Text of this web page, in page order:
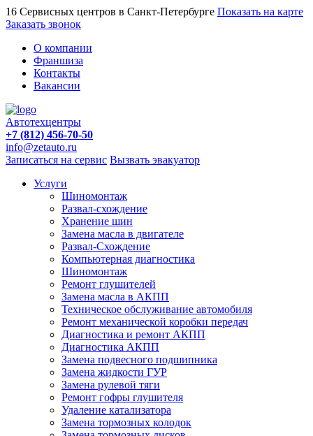
16 Сервисных центров в Санкт-Петербурге Показать на карте
Заказать звонок
О компании
Франшиза
Контакты
Вакансии
Автотехцентры
+7 (812) 456-70-50
info@zetauto.ru
Записаться на сервис Вызвать эвакуатор
Услуги
Шиномонтаж
Развал-схождение
Хранение шин
Замена масла в двигателе
Развал-Схождение
Компьютерная диагностика
Шиномонтаж
Ремонт глушителей
Замена масла в АКПП
Техническое обслуживание автомобиля
Ремонт механической коробки передач
Диагностика и ремонт АКПП
Диагностика АКПП
Замена подвесного подшипника
Замена жидкости ГУР
Замена рулевой тяги
Ремонт гофры глушителя
Удаление катализатора
Замена тормозных колодок